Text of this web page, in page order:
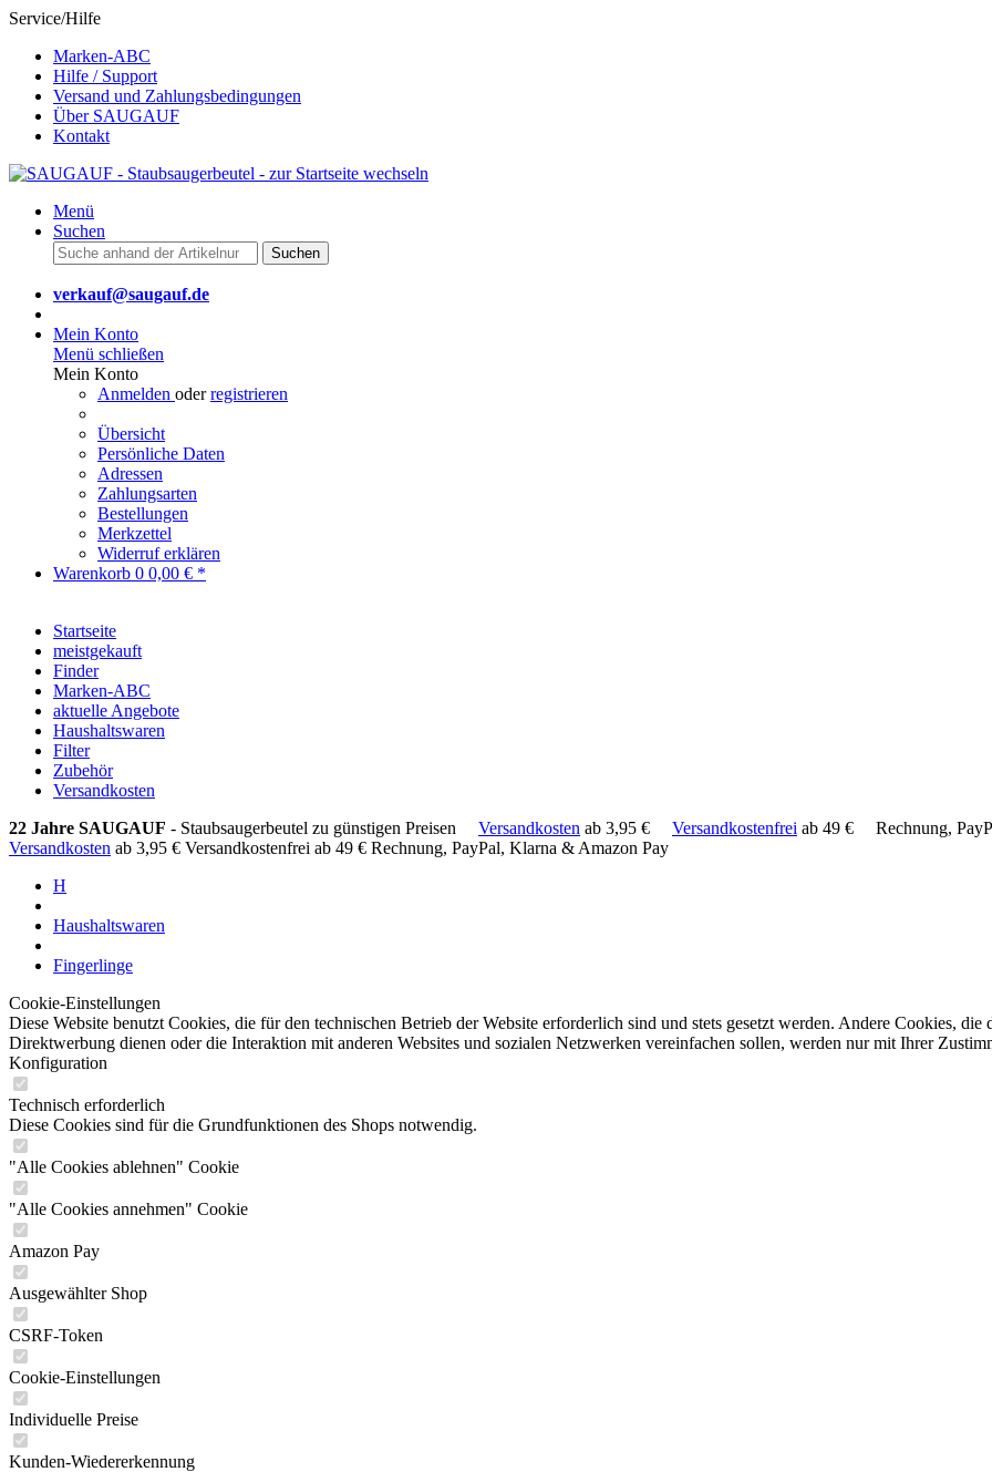
Service/Hilfe
Marken-ABC
Hilfe / Support
Versand und Zahlungsbedingungen
Über SAUGAUF
Kontakt
Menü
Suchen
Suchen
verkauf@saugauf.de
Mein Konto
Menü schließen
Mein Konto
Anmelden oderregistrieren
Übersicht
Persönliche Daten
Adressen
Zahlungsarten
Bestellungen
Merkzettel
Widerruf erklären
Warenkorb 0 0,00 € *
Startseite
meistgekauft
Finder
Marken-ABC
aktuelle Angebote
Haushaltswaren
Filter
Zubehör
Versandkosten
22 Jahre SAUGAUF - Staubsaugerbeutel zu günstigen Preisen Versandkosten ab 3,95 € Versandkostenfrei ab 49 €
Rechnung,
Versandkosten ab 3,95 € Versandkostenfrei ab 49 € Rechnung, PayPal, Klarna & Amazon Pay
H
Haushaltswaren
Fingerlinge
Cookie-Einstellungen
Diese Website benutzt Cookies, die für den technischen Betrieb der Website erforderlich sind und stets gesetzt werden. Andere Cookies,
Direktwerbung dienen oder die Interaktion mit anderen Websites und sozialen Netzwerken vereinfachen sollen, werden nur mit Ihrer
Konfiguration
Technisch erforderlich
Diese Cookies sind für die Grundfunktionen des Shops notwendig.
"Alle Cookies ablehnen" Cookie
"Alle Cookies annehmen" Cookie
Amazon Pay
Ausgewählter Shop
CSRF-Token
Cookie-Einstellungen
Individuelle Preise
Kunden-Wiedererkennung